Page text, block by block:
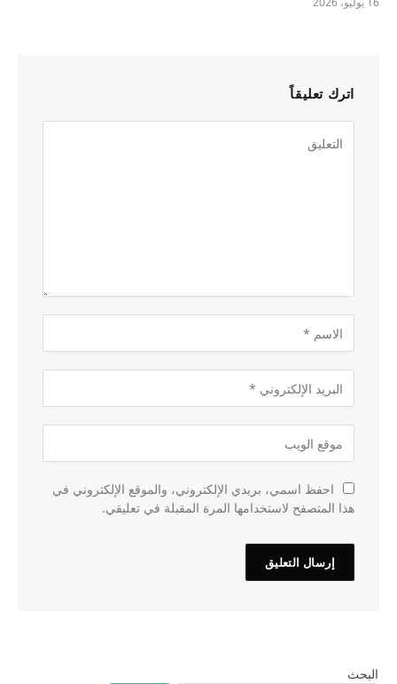
اترك تعليقاً
احفظ اسمي، بريدي الإلكتروني، والموقع الإلكتروني في
هذا المتصفح لاستخدامها المرة المقبلة في تعليقي.
البحث